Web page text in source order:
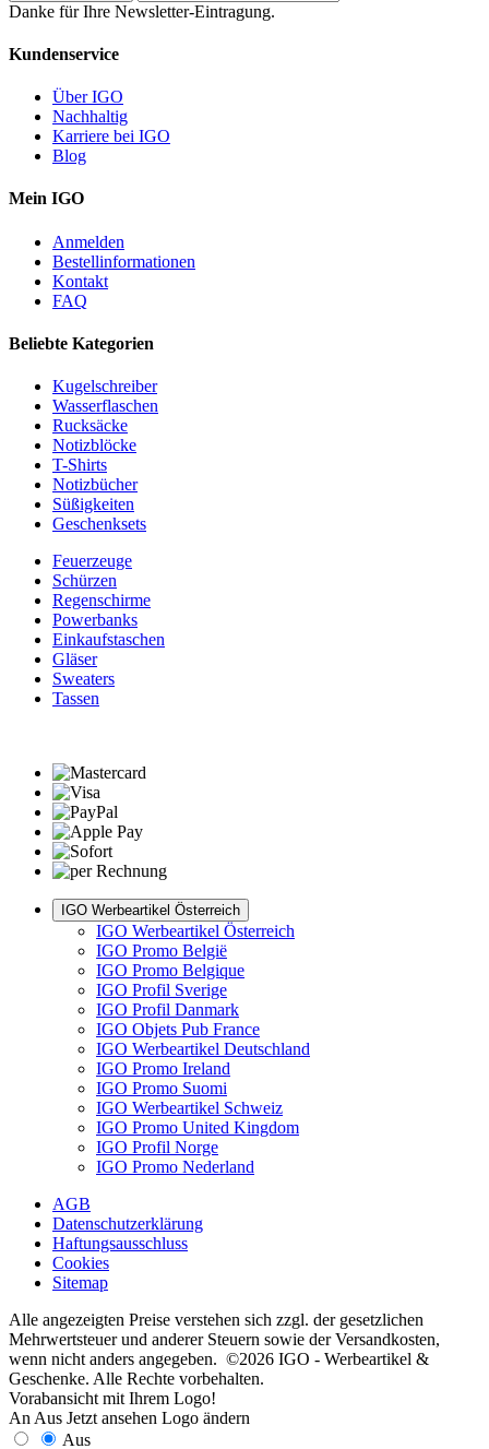
Danke für Ihre Newsletter-Eintragung.
Kundenservice
Über IGO
Nachhaltig
Karriere bei IGO
Blog
Mein IGO
Anmelden
Bestellinformationen
Kontakt
FAQ
Beliebte Kategorien
Kugelschreiber
Wasserflaschen
Rucksäcke
Notizblöcke
T-Shirts
Notizbücher
Süßigkeiten
Geschenksets
Feuerzeuge
Schürzen
Regenschirme
Powerbanks
Einkaufstaschen
Gläser
Sweaters
Tassen
IGO Werbeartikel Österreich
IGO Werbeartikel Österreich
IGO Promo België
IGO Promo Belgique
IGO Profil Sverige
IGO Profil Danmark
IGO Objets Pub France
IGO Werbeartikel Deutschland
IGO Promo Ireland
IGO Promo Suomi
IGO Werbeartikel Schweiz
IGO Promo United Kingdom
IGO Profil Norge
IGO Promo Nederland
AGB
Datenschutzerklärung
Haftungsausschluss
Cookies
Sitemap
Alle angezeigten Preise verstehen sich zzgl. der gesetzlichen
Mehrwertsteuer und anderer Steuern sowie der Versandkosten,
wenn nicht anders angegeben. ©2026 IGO - Werbeartikel &
Geschenke. Alle Rechte vorbehalten.
Vorabansicht mit Ihrem Logo!
An Aus Jetzt ansehen Logo ändern
Aus